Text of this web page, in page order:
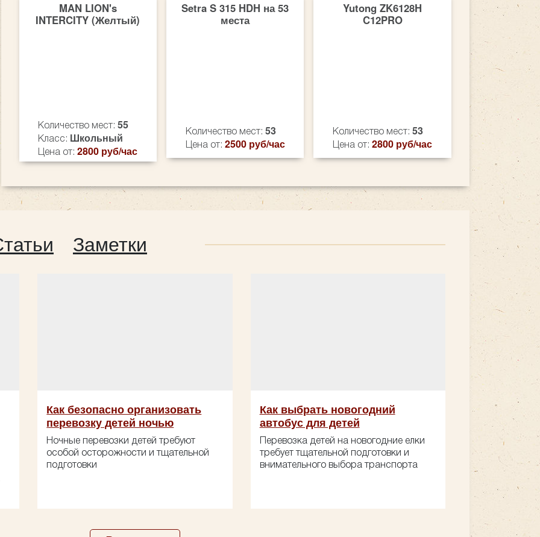
MAN LION's
INTERCITY (Желтый)
Количество мест:55
Класс: Школьный
Цена от:2800 руб/час
Setra S 315 HDH на 53
места
Количество мест: 53
Цена от: 2500 руб/час
Yutong ZK6128H
C12PRO
Количество мест:53
Цена от:2800 руб/час
Заметки
Как безопасно организовать
перевозку детей ночью
Ночные перевозки детей требуют
особой осторожности и тщательной
подготовки
Как выбрать новогодний
автобус для детей
Перевозка детей на новогодние елки
требует тщательной подготовки и
внимательного выбора транспорта